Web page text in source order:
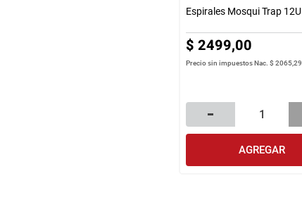
Espirales Mosqui Trap 12U
$ 2499,00
Precio sin impuestos Nac.$ 2065,29
AGREGAR